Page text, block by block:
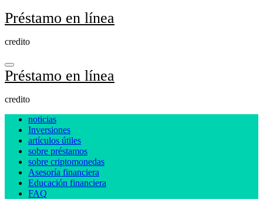
Ir
al
Préstamo en línea
credito
Préstamo en línea
credito
noticias
Inversiones
artículos útiles
sobre préstamos
sobre criptomonedas
Asesoría financiera
Educación financiera
FAQ